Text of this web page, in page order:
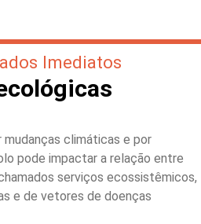
Imediatos
climáticas e por
pode impactar a relação entre
serviços ecossistêmicos,
e de vetores de doenças